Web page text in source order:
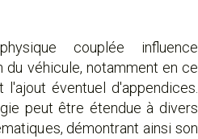
couplée influence
véhicule, notamment en ce
éventuel d'appendices.
peut être étendue à divers
démontrant ainsi son